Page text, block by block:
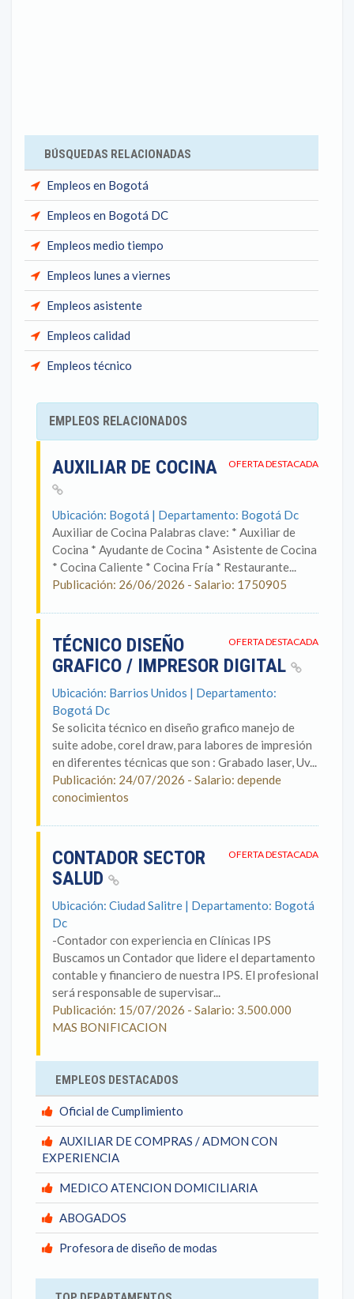
BÚSQUEDAS RELACIONADAS
Empleos en Bogotá
Empleos en Bogotá DC
Empleos medio tiempo
Empleos lunes a viernes
Empleos asistente
Empleos calidad
Empleos técnico
EMPLEOS RELACIONADOS
OFERTA DESTACADA
AUXILIAR DE COCINA
Ubicación: Bogotá | Departamento: Bogotá Dc
Auxiliar de Cocina Palabras clave: * Auxiliar de
Cocina * Ayudante de Cocina * Asistente de Cocina
* Cocina Caliente * Cocina Fría * Restaurante...
Publicación: 26/06/2026 - Salario: 1750905
OFERTA DESTACADA
TÉCNICO DISEÑO
GRAFICO / IMPRESOR DIGITAL
Ubicación: Barrios Unidos | Departamento:
Bogotá Dc
Se solicita técnico en diseño grafico manejo de
suite adobe, corel draw, para labores de impresión
en diferentes técnicas que son : Grabado laser, Uv...
Publicación: 24/07/2026 - Salario: depende
conocimientos
OFERTA DESTACADA
CONTADOR SECTOR
SALUD
Ubicación: Ciudad Salitre | Departamento: Bogotá
Dc
-Contador con experiencia en Clínicas IPS
Buscamos un Contador que lidere el departamento
contable y financiero de nuestra IPS. El profesional
será responsable de supervisar...
Publicación: 15/07/2026 - Salario: 3.500.000
MAS BONIFICACION
EMPLEOS DESTACADOS
Oficial de Cumplimiento
AUXILIAR DE COMPRAS / ADMON CON
EXPERIENCIA
MEDICO ATENCION DOMICILIARIA
ABOGADOS
Profesora de diseño de modas